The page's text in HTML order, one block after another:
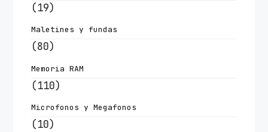
(19)
Maletines y fundas
(80)
Memoria RAM
(110)
Microfonos y Megafonos
(10)